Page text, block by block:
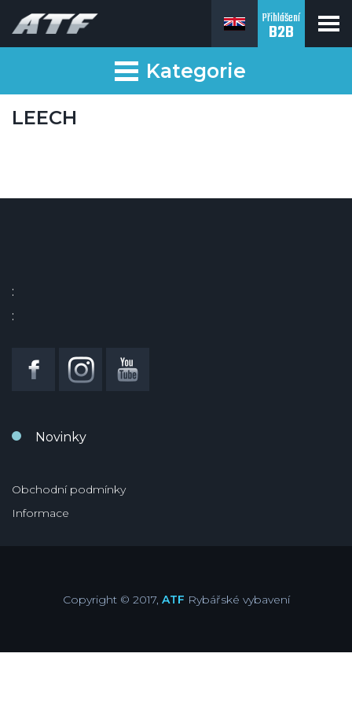
Přihlášení
B2B
Kategorie
LEECH
:
:
Novinky
Obchodní podmínky
Informace
Copyright © 2017, ATF Rybářské vybavení